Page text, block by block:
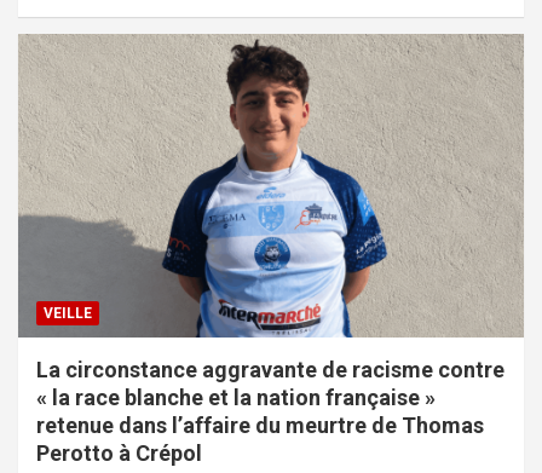
VEILLE
La circonstance aggravante de racisme contre
« la race blanche et la nation française »
retenue dans l’affaire du meurtre de Thomas
Perotto à Crépol